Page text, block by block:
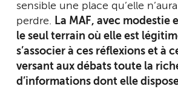
sensible une place qu’elle
perdre. La MAF, avec modestie
le seul terrain où elle est
s’associer à ces réflexions et à
versant aux débats toute la
d’informations dont elle